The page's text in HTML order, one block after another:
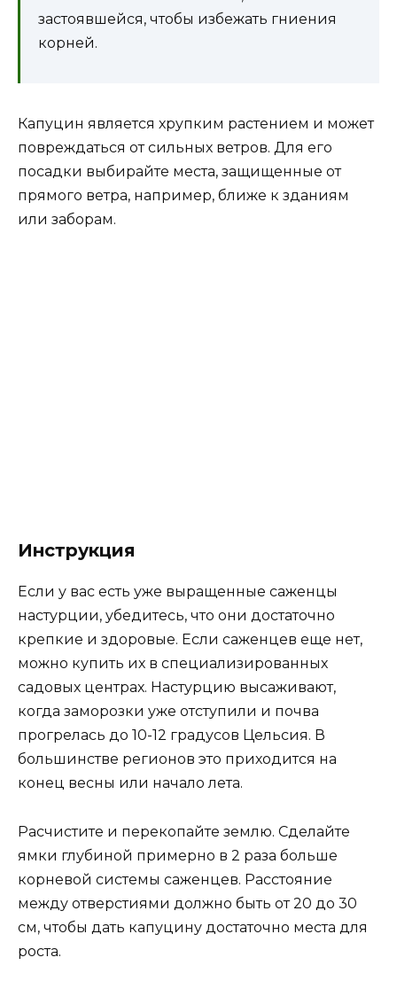
застоявшейся, чтобы избежать гниения
корней.
Капуцин является хрупким растением и может
повреждаться от сильных ветров. Для его
посадки выбирайте места, защищенные от
прямого ветра, например, ближе к зданиям
или заборам.
Инструкция
Если у вас есть уже выращенные саженцы
настурции, убедитесь, что они достаточно
крепкие и здоровые. Если саженцев еще нет,
можно купить их в специализированных
садовых центрах. Настурцию высаживают,
когда заморозки уже отступили и почва
прогрелась до 10-12 градусов Цельсия. В
большинстве регионов это приходится на
конец весны или начало лета.
Расчистите и перекопайте землю. Сделайте
ямки глубиной примерно в 2 раза больше
корневой системы саженцев. Расстояние
между отверстиями должно быть от 20 до 30
см, чтобы дать капуцину достаточно места для
роста.